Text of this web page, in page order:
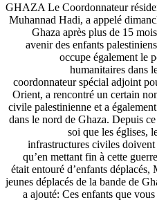
GHAZA Le Coordonnateur
Muhannad Hadi, a appelé
Ghaza après plus de 15
avenir des enfants
occupe également le
humanitaires dans
coordonnateur spécial adjoint
Orient, a rencontré un certain
civile palestinienne et a
dans le nord de Ghaza. Depuis
soi que les églises,
infrastructures civiles doivent
qu’en mettant fin à cette
était entouré d’enfants
jeunes déplacés de la bande de
a ajouté: Ces enfants que